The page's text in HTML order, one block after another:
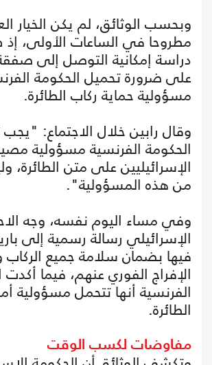
وبحسب الوثائق، لم يكن الخيار
مطروحا في الساعات الأولى، إذ
دراسة إمكانية التوصل إلى
على ضرورة تحميل الحكومة
مسؤولية حماية ركاب الطائرة.
وقال رابين خلال الاجتماع:
الحكومة الفرنسية مسؤولية
الإسرائيليين على متن الطائرة،
من هذه المسؤولية".
وفي مساء اليوم نفسه، وجه
الإسرائيلي رسالة رسمية إلى
فيها بضمان سلامة جميع
الإفراج الفوري عنهم، فيما أكدت
الفرنسية أنها تتحمل مسؤولية
الطائرة.
مفاوضات لكسب الوقت